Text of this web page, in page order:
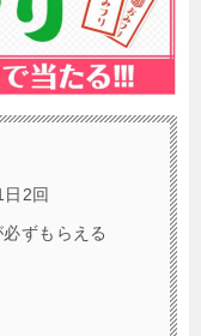
2回
ずもらえる